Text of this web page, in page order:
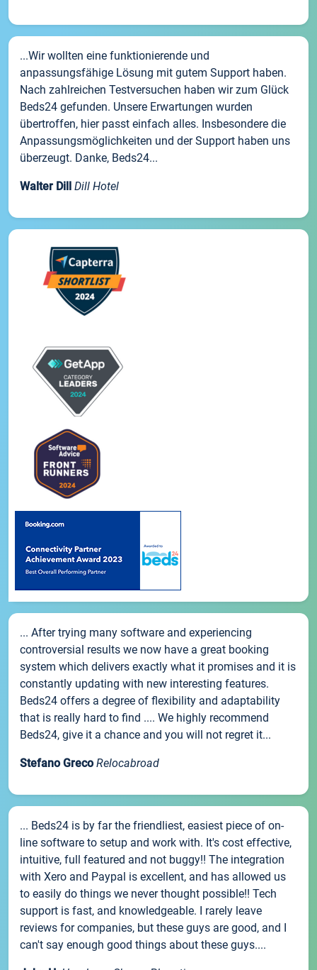
...Wir wollten eine funktionierende und
anpassungsfähige Lösung mit gutem Support haben.
Nach zahlreichen Testversuchen haben wir zum Glück
Beds24 gefunden. Unsere Erwartungen wurden
übertroffen, hier passt einfach alles. Insbesondere die
Anpassungsmöglichkeiten und der Support haben uns
überzeugt. Danke, Beds24...
Walter Dill Dill Hotel
... After trying many software and experiencing
controversial results we now have a great booking
system which delivers exactly what it promises and it is
constantly updating with new interesting features.
Beds24 offers a degree of flexibility and adaptability
that is really hard to find .... We highly recommend
Beds24, give it a chance and you will not regret it...
Stefano Greco Relocabroad
... Beds24 is by far the friendliest, easiest piece of on-
line software to setup and work with. It's cost effective,
intuitive, full featured and not buggy!! The integration
with Xero and Paypal is excellent, and has allowed us
to easily do things we never thought possible!! Tech
support is fast, and knowledgeable. I rarely leave
reviews for companies, but these guys are good, and I
can't say enough good things about these guys....